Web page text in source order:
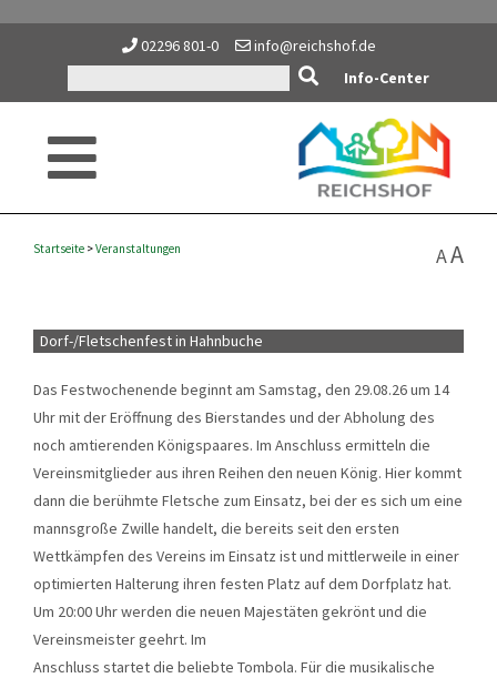
02296 801-0
info@reichshof.de
Info-Center
AA
Startseite >Veranstaltungen
Dorf-/Fletschenfest in Hahnbuche
Das Festwochenende beginnt am Samstag, den 29.08.26 um 14
Uhr mit der Eröffnung des Bierstandes und der Abholung des
noch amtierenden Königspaares. Im Anschluss ermitteln die
Vereinsmitglieder aus ihren Reihen den neuen König. Hier kommt
dann die berühmte Fletsche zum Einsatz, bei der es sich um eine
mannsgroße Zwille handelt, die bereits seit den ersten
Wettkämpfen des Vereins im Einsatz ist und mittlerweile in einer
optimierten Halterung ihren festen Platz auf dem Dorfplatz hat.
Um 20:00 Uhr werden die neuen Majestäten gekrönt und die
Vereinsmeister geehrt. Im
Anschluss startet die beliebte Tombola. Für die musikalische